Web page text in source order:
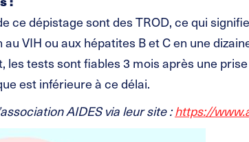
ce dépistage sont des TROD, ce qui
VIH ou aux hépatites B et C en une
les tests sont fiables 3 mois après une
est inférieure à ce délai.
AIDES via leur site :https://